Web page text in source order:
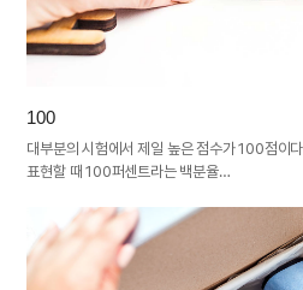
100
대부분의 시험에서 제일 높은 점수가 100점이
표현할 때 100퍼센트라는 백분율…